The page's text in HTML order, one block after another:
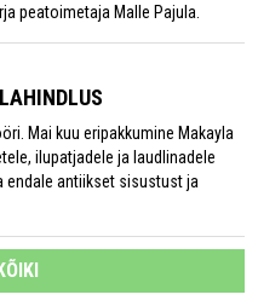
peatoimetaja Malle Pajula.
Mai kuu eripakkumine Makayla
ilupatjadele ja laudlinadele
endale antiikset sisustust ja